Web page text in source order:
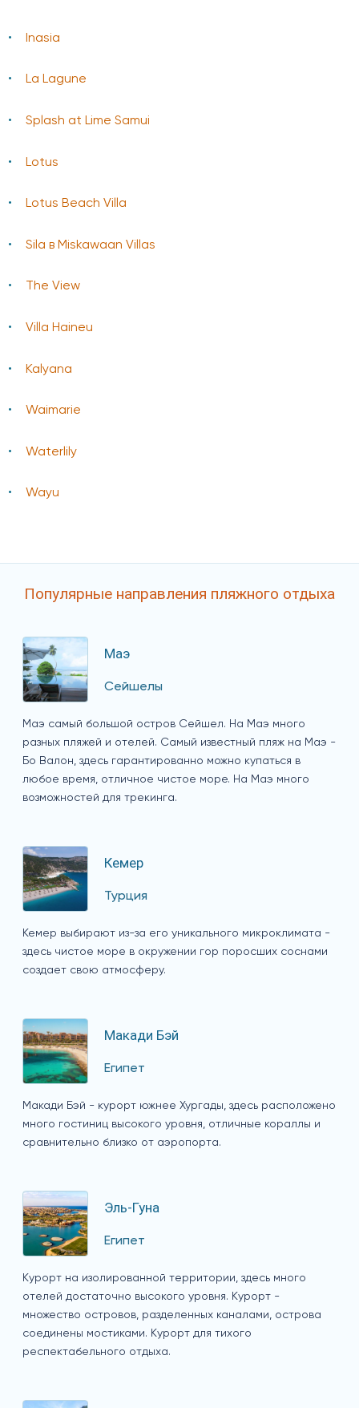
Inasia
La Lagune
Splash at Lime Samui
Lotus
Lotus Beach Villa
Sila в Miskawaan Villas
The View
Villa Haineu
Kalyana
Waimarie
Waterlily
Wayu
Популярные направления пляжного отдыха
Маэ
Сейшелы
Маэ самый большой остров Сейшел. На Маэ много
разных пляжей и отелей. Самый известный пляж на Маэ -
Бо Валон, здесь гарантированно можно купаться в
любое время, отличное чистое море. На Маэ много
возможностей для трекинга.
Кемер
Турция
Кемер выбирают из-за его уникального микроклимата -
здесь чистое море в окружении гор поросших соснами
создает свою атмосферу.
Макади Бэй
Египет
Макади Бэй - курорт южнее Хургады, здесь расположено
много гостиниц высокого уровня, отличные кораллы и
сравнительно близко от аэропорта.
Эль-Гуна
Египет
Курорт на изолированной территории, здесь много
отелей достаточно высокого уровня. Курорт -
множество островов, разделенных каналами, острова
соединены мостиками. Курорт для тихого
респектабельного отдыха.